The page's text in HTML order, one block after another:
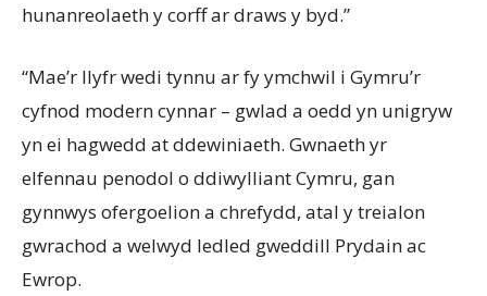
hunanreolaeth y corff ar draws y byd.”
“Mae’r llyfr wedi tynnu ar fy ymchwil i Gymru’r
cyfnod modern cynnar – gwlad a oedd yn unigryw
yn ei hagwedd at ddewiniaeth. Gwnaeth yr
elfennau penodol o ddiwylliant Cymru, gan
gynnwys ofergoelion a chrefydd, atal y treialon
gwrachod a welwyd ledled gweddill Prydain ac
Ewrop.